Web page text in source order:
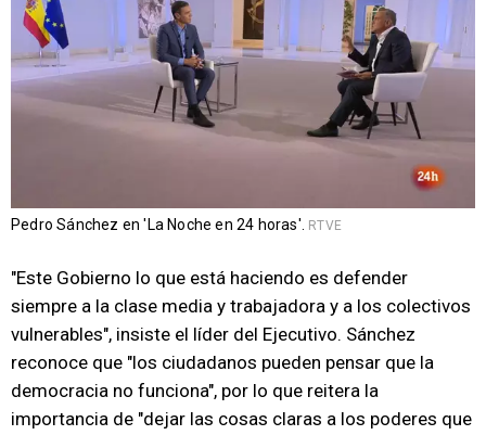
Pedro Sánchez en 'La Noche en 24 horas'. RTVE
"Este Gobierno lo que está haciendo es defender
siempre a la clase media y trabajadora y a los colectivos
vulnerables", insiste el líder del Ejecutivo. Sánchez
reconoce que "los ciudadanos pueden pensar que la
democracia no funciona", por lo que reitera la
importancia de "dejar las cosas claras a los poderes que